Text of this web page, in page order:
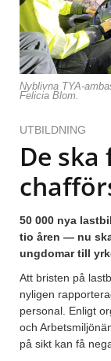
Nyblivna TYA-
Felicia Blom.
UTBILDNING
De ska
50 000 nya
tio åren — nu
ungdomar till
Att bristen på
nyligen
personal. Enligt
och
på sikt kan få